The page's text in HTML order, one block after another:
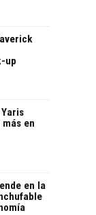
up
en
en la